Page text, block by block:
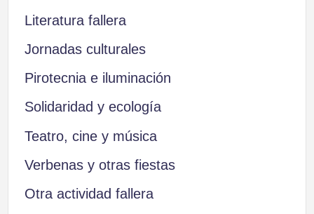
Literatura fallera
Jornadas culturales
Pirotecnia e iluminación
Solidaridad y ecología
Teatro, cine y música
Verbenas y otras fiestas
Otra actividad fallera